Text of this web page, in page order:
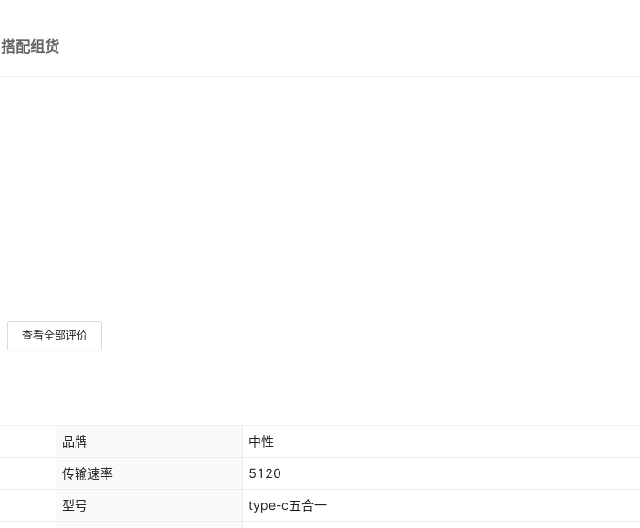
搭配组货
查看全部评价
品牌 中性
传输速率 5120
型号 type-c五合一